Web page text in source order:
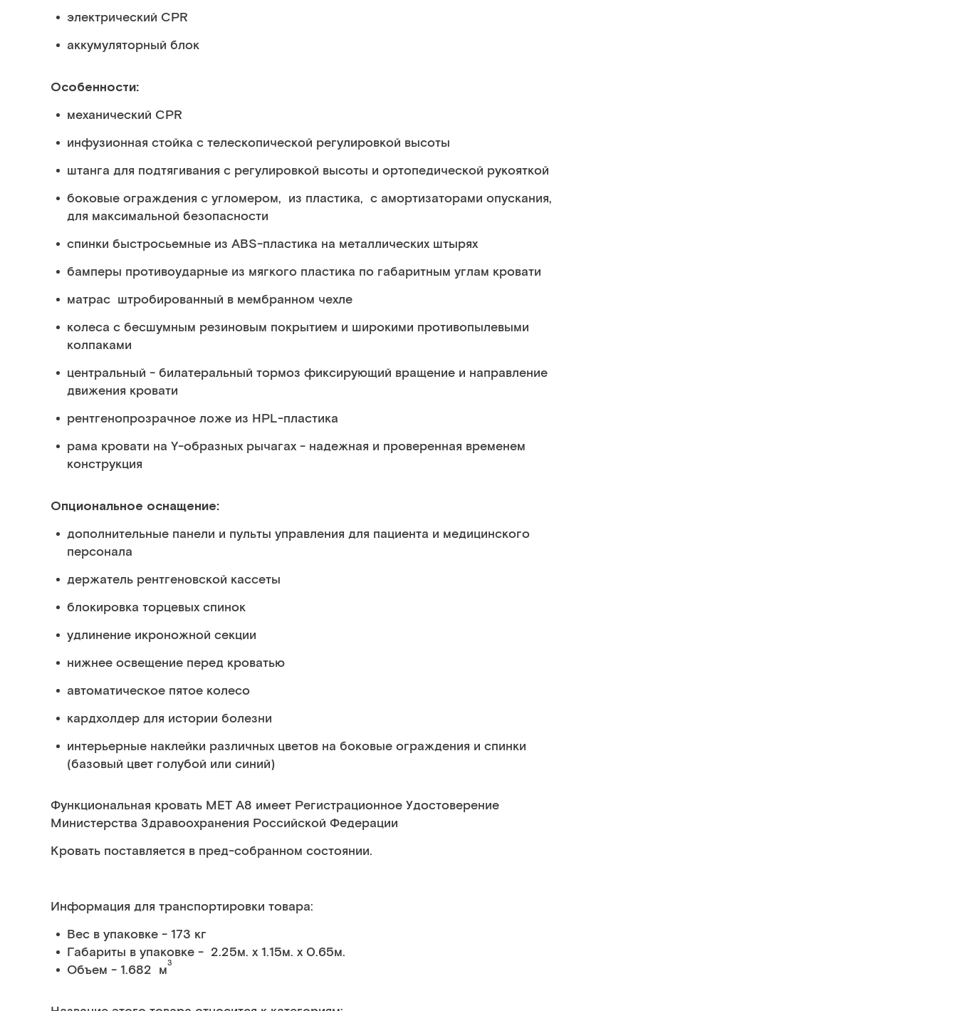
электрический CPR
аккумуляторный блок
Особенности:
механический CPR
инфузионная стойка с телескопической регулировкой высоты
штанга для подтягивания с регулировкой высоты и ортопедической рукояткой
боковые ограждения с угломером, из пластика, с амортизаторами опускания,
для максимальной безопасности
спинки быстросьемные из ABS-пластика на металлических штырях
бамперы противоударные из мягкого пластика по габаритным углам кровати
матрас штробированный в мембранном чехле
колеса с бесшумным резиновым покрытием и широкими противопылевыми
колпаками
центральный - билатеральный тормоз фиксирующий вращение и направление
движения кровати
рентгенопрозрачное ложе из HPL-пластика
рама кровати на Y-образных рычагах - надежная и проверенная временем
конструкция
Опциональное оснащение:
дополнительные панели и пульты управления для пациента и медицинского
персонала
держатель рентгеновской кассеты
блокировка торцевых спинок
удлинение икроножной секции
нижнее освещение перед кроватью
автоматическое пятое колесо
кардхолдер для истории болезни
интерьерные наклейки различных цветов на боковые ограждения и спинки
(базовый цвет голубой или синий)
Функциональная кровать MET A8 имеет Регистрационное Удостоверение
Министерства Здравоохранения Российской Федерации
Кровать поставляется в пред-собранном состоянии.
Информация для транспортировки товара:
Вес в упаковке - 173 кг
Габариты в упаковке - 2.25м. x 1.15м. x 0.65м.
Объем - 1.682 м3